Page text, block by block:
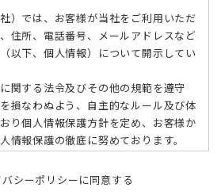
）では、お客様が当社をご利用いただ
住所、電話番号、メールアドレスなど
以下、個人情報）について開示してい
関する法令及びその他の規範を遵守
損なわぬよう、自主的なルール及び体
り個人情報保護方針を定め、お客様か
情報保護の徹底に努めております。
シーポリシーに同意する